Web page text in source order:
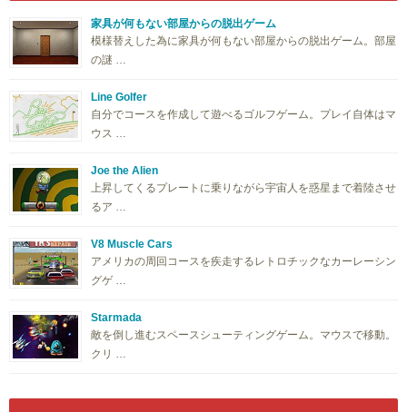
家具が何もない部屋からの脱出ゲーム
模様替えした為に家具が何もない部屋からの脱出ゲーム。部屋
の謎 …
Line Golfer
自分でコースを作成して遊べるゴルフゲーム。プレイ自体はマ
ウス …
Joe the Alien
上昇してくるプレートに乗りながら宇宙人を惑星まで着陸させ
るア …
V8 Muscle Cars
アメリカの周回コースを疾走するレトロチックなカーレーシン
グゲ …
Starmada
敵を倒し進むスペースシューティングゲーム。マウスで移動。
クリ …